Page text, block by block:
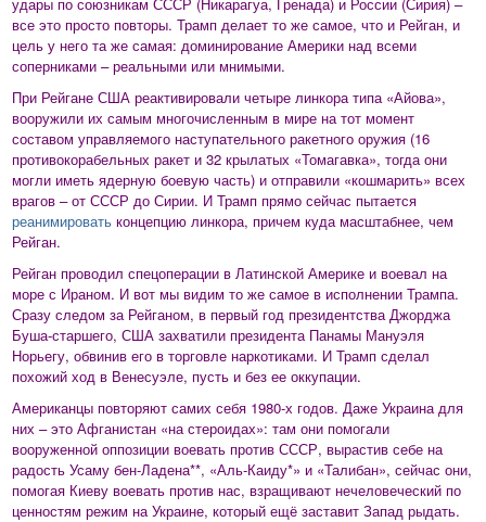
все это просто повторы. Трамп делает то же самое, что и Рейган, и
цель у него та же самая: доминирование Америки над всеми
соперниками – реальными или мнимыми.
При Рейгане США реактивировали четыре линкора типа «Айова»,
вооружили их самым многочисленным в мире на тот момент
составом управляемого наступательного ракетного оружия (16
противокорабельных ракет и 32 крылатых «Томагавка», тогда они
могли иметь ядерную боевую часть) и отправили «кошмарить» всех
врагов – от СССР до Сирии. И Трамп прямо сейчас пытается
реанимировать концепцию линкора, причем куда масштабнее, чем
Рейган.
Рейган проводил спецоперации в Латинской Америке и воевал на
море с Ираном. И вот мы видим то же самое в исполнении Трампа.
Сразу следом за Рейганом, в первый год президентства Джорджа
Буша-старшего, США захватили президента Панамы Мануэля
Норьегу, обвинив его в торговле наркотиками. И Трамп сделал
похожий ход в Венесуэле, пусть и без ее оккупации.
Американцы повторяют самих себя 1980-х годов. Даже Украина для
них – это Афганистан «на стероидах»: там они помогали
вооруженной оппозиции воевать против СССР, вырастив себе на
радость Усаму бен-Ладена**, «Аль-Каиду*» и «Талибан», сейчас они,
помогая Киеву воевать против нас, взращивают нечеловеческий по
ценностям режим на Украине, который ещё заставит Запад рыдать.